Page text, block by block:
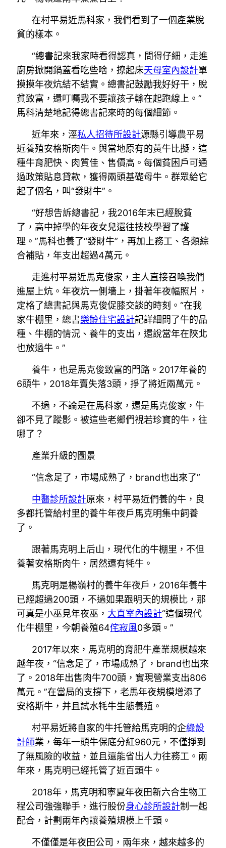
在村平易近馬科家，我們看到了一個產業脫
貧的樣本。
“總書記來我家時看得認真，問得仔細，走進
廚房掀開鍋蓋看吃些啥，撩起床天母室內設計單
摸摸年夜炕結不結實。總書記鼓勵我好好干，脫
貧致富，還叮囑我不要讓孩子輸在起跑線上。”
馬科清楚地記得總書記來時的每個細節。
近年來，涇私人招待所設計源縣引導農平易
近養殖安格斯肉牛。與當地原有的黃牛比擬，這
種牛育肥快、肉質佳、售價高。每個貧困戶可通
過政策貼息貸款，獲得兩頭基礎母牛。群眾給它
起了個名，叫“發財牛”。
“好想告訴總書記，我2016年末已經脫貧
了，高中掉學的年夜女兒還往技校學習了護
理。”馬科也養了“發財牛”，再加上務工、各類綜
合補貼，年支出超過4萬元。
走進村平易近馬克俊家，主人直接召喚我們
進屋上炕。年夜炕一側墻上，掛著年夜幅照片，
定格了總書記與馬克俊促膝交談的時刻。“在我
家牛棚里，總書樂齡住宅設計記詳細問了牛的品
種、牛棚的情況、養牛的支出，還說當年在陜北
也放過牛。”
養牛，也是馬克俊致富的門路。2017年養的
6頭牛，2018年賣失落3頭，掙了將近兩萬元。
不過，不論是在馬科家，還是馬克俊家，牛
卻不見了蹤影。被這些老鄉們視若珍寶的牛，往
哪了？
產業升級的圖景
“信念足了，市場成熟了，brand也出來了”
中醫診所設計原來，村平易近們養的牛，良
多都托管給村里的養牛年夜戶馬克明集中飼養
了。
跟著馬克明上后山，現代化的牛棚里，不但
養著安格斯肉牛，居然還有牦牛。
馬克明是楊嶺村的養牛年夜戶，2016年養牛
已經超過200頭，不過如果跟明天的規模比，那
可真是小巫見年夜巫， 大直室內設計“這個現代
化牛棚里，今朝養殖64侘寂風0多頭。”
2017年以來，馬克明的育肥牛產業規模越來
越年夜，“信念足了，市場成熟了，brand也出來
了。2018年出售肉牛700頭，實現營業支出806
萬元。”在當局的支撐下，老馬年夜規模增添了
安格斯牛，并且試水牦牛生態養殖。
村平易近將自家的牛托管給馬克明的企綠設
計師業，每年一頭牛保底分紅960元，不僅掙到
了無風險的收益，並且還能省出人力往務工。兩
年來，馬克明已經托管了近百頭牛。
2018年，馬克明和寧夏年夜田新六合生物工
程公司強強聯手，進行股份身心診所設計制一起
配合，計劃兩年內讓養殖規模上千頭。
不僅僅是年夜田公司，兩年來，越來越多的